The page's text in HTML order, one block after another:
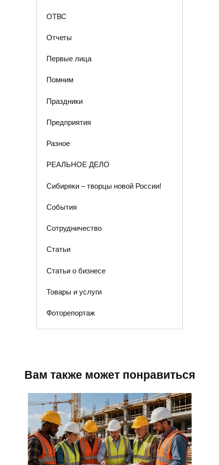
ОТВС
Отчеты
Первые лица
Помним
Праздники
Предприятия
Разное
РЕАЛЬНОЕ ДЕЛО
Сибиряки – творцы новой России!
События
Сотрудничество
Статьи
Статьи о бизнесе
Товары и услуги
Фоторепортаж
Вам также может понравиться